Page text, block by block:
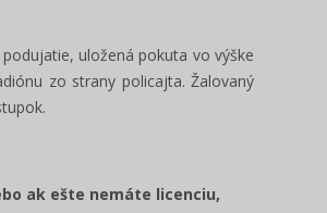
uložená pokuta vo výške
zo strany policajta. Žalovaný
ak ešte nemáte licenciu,